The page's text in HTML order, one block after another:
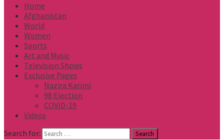
Home
Afghanistan
World
Women
Sports
Art and Music
Television Shows
Exclusive Pages
Nazira Karimi
98 Election
COVID-19
Videos
Search for: